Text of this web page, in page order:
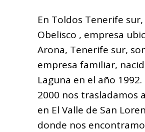
En Toldos Tenerife
Obelisco , empresa
Arona, Tenerife sur,
empresa familiar,
Laguna en el año 1992.
2000 nos trasladamos
en El Valle de San
donde nos